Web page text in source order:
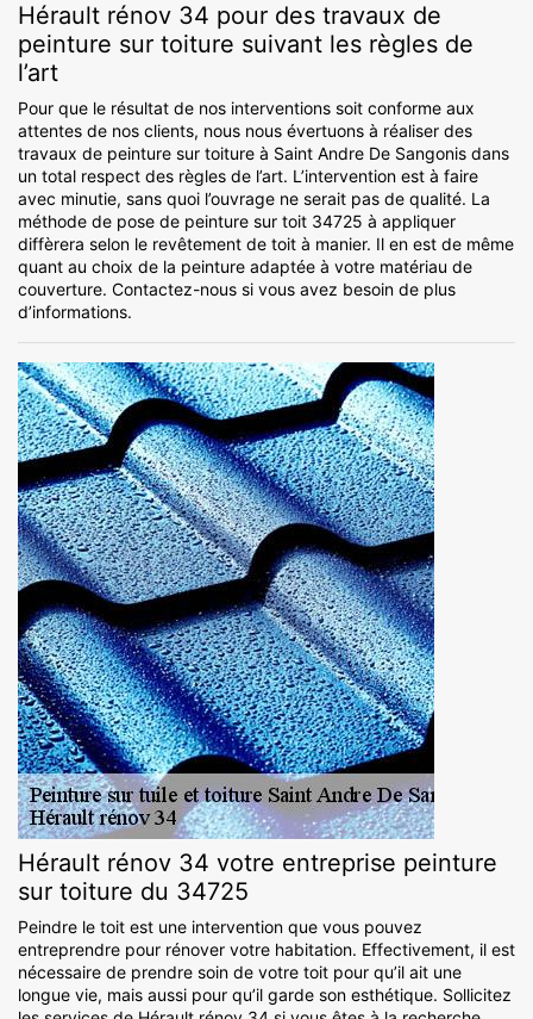
Hérault rénov 34 pour des travaux de
peinture sur toiture suivant les règles de
l’art
Pour que le résultat de nos interventions soit conforme aux
attentes de nos clients, nous nous évertuons à réaliser des
travaux de peinture sur toiture à Saint Andre De Sangonis dans
un total respect des règles de l’art. L’intervention est à faire
avec minutie, sans quoi l’ouvrage ne serait pas de qualité. La
méthode de pose de peinture sur toit 34725 à appliquer
diffèrera selon le revêtement de toit à manier. Il en est de même
quant au choix de la peinture adaptée à votre matériau de
couverture. Contactez-nous si vous avez besoin de plus
d’informations.
Hérault rénov 34 votre entreprise peinture
sur toiture du 34725
Peindre le toit est une intervention que vous pouvez
entreprendre pour rénover votre habitation. Effectivement, il est
nécessaire de prendre soin de votre toit pour qu’il ait une
longue vie, mais aussi pour qu’il garde son esthétique. Sollicitez